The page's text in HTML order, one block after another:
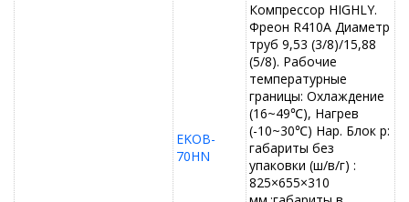
EKOB-
70HN
Компрессор HIGHLY.
Фреон R410A Диаметр
труб 9,53 (3/8)/15,88
(5/8). Рабочие
температурные
границы: Охлаждение
(16~49℃), Нагрев
(-10~30℃) Нар. Блок р:
габариты без
упаковки (ш/в/г) :
825×655×310